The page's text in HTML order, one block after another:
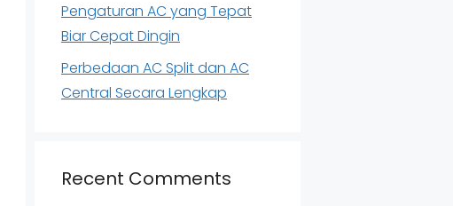
Pengaturan AC yang Tepat
Biar Cepat Dingin
Perbedaan AC Split dan AC
Central Secara Lengkap
Recent Comments